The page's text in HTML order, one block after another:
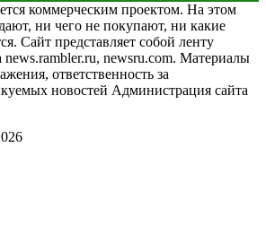
коммерческим проектом. На этом
ни чего не покупают, ни какие
Сайт представляет собой ленту
news.rambler.ru, newsru.com. Материалы
ответственность за
новостей Администрация сайта